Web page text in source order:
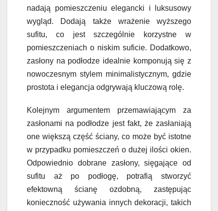
nadają pomieszczeniu elegancki i luksusowy
wygląd. Dodają także wrażenie wyższego
sufitu, co jest szczególnie korzystne w
pomieszczeniach o niskim suficie. Dodatkowo,
zasłony na podłodze idealnie komponują się z
nowoczesnym stylem minimalistycznym, gdzie
prostota i elegancja odgrywają kluczową rolę.
Kolejnym argumentem przemawiającym za
zasłonami na podłodze jest fakt, że zasłaniają
one większą część ściany, co może być istotne
w przypadku pomieszczeń o dużej ilości okien.
Odpowiednio dobrane zasłony, sięgające od
sufitu aż po podłogę, potrafią stworzyć
efektowną ścianę ozdobną, zastępując
konieczność używania innych dekoracji, takich